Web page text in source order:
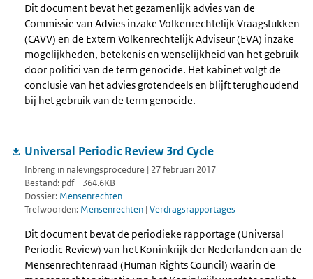
Dit document bevat het gezamenlijk advies van de
Commissie van Advies inzake Volkenrechtelijk Vraagstukken
(CAVV) en de Extern Volkenrechtelijk Adviseur (EVA) inzake
mogelijkheden, betekenis en wenselijkheid van het gebruik
door politici van de term genocide. Het kabinet volgt de
conclusie van het advies grotendeels en blijft terughoudend
bij het gebruik van de term genocide.
Universal Periodic Review 3rd Cycle
Inbreng in nalevingsprocedure | 27 februari 2017
Bestand: pdf - 364.6KB
Dossier: Mensenrechten
Trefwoorden: Mensenrechten | Verdragsrapportages
Dit document bevat de periodieke rapportage (Universal
Periodic Review) van het Koninkrijk der Nederlanden aan de
Mensenrechtenraad (Human Rights Council) waarin de